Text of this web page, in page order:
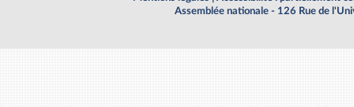
Assemblée nationale - 126 Rue de